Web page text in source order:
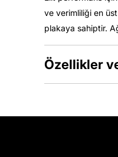
ve verimliliği en
plakaya sahiptir.
Özellikler